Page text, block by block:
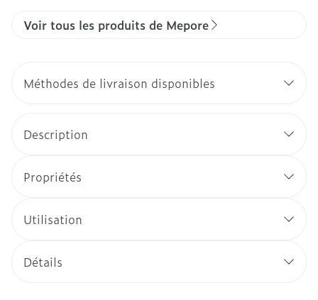
Voir tous les produits de Mepore
Méthodes de livraison disponibles
Description
Propriétés
Utilisation
Détails